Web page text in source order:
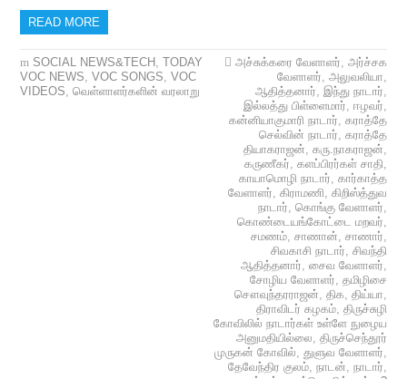
READ MORE
SOCIAL NEWS&TECH ,TODAY
VOC NEWS,VOC SONGS,VOC
VIDEOS,வெள்ளாளர்களின் வரலாறு
அச்சுக்கரை வேளாளர், அர்ச்சக
வேளாளர், அலுவலியா,
ஆதித்தனார், இந்து நாடார்,
இல்லத்து பிள்ளைமார், ஈழவர்,
கன்னியாகுமாரி நாடார், கராத்தே
செல்வின் நாடார், கராத்தே
தியாகராஜன், கரு.நாகராஜன்,
கருணீகர், களப்பிரர்கள் சாதி,
காயாமொழி நாடார், கார்காத்த
வேளாளர், கிராமணி, கிறிஸ்த்துவ
நாடார், கொங்கு வேளாளர்,
கொண்டையங்கோட்டை மறவர்,
சமணம், சாணான், சாணார்,
சிவகாசி நாடார், சிவந்தி
ஆதித்தனார், சைவ வேளாளர்,
சோழிய வேளாளர், தமிழிசை
சௌவுந்தரராஜன், திக, திய்யா,
திராவிடர் கழகம், திருச்சுழி
கோவிலில் நாடார்கள் உள்ளே நுழைய
அனுமதியில்லை, திருச்செந்தூர்
முருகன் கோவில், துளுவ வேளாளர்,
தேவேந்திர குலம், நாடன், நாடார்,